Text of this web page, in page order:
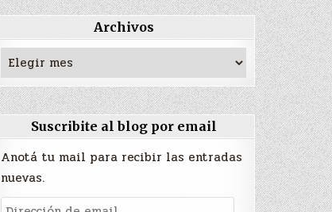
Archivos
Archivos
Suscribite al blog por email
Anotá tu mail para recibir las entradas
nuevas.
Dirección